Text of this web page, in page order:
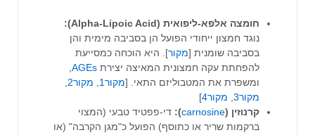
חומצה אלפא-ליפואית (Alpha-Lipoic Acid):
נוגד חמצון ייחודי הפועל הן בסביבה מימית והן
בסביבה שומנית [מקור]. היא הוכחה כמסייעת
להפחתת עקה חמצונית המאיצה יצירת AGEs
,
ומשפרת את המטבוליזם התאי. [מקור1 , מקור2 ,
מקור3 , מקור4 ]
קרנוזין (carnosine
): די-פפטיד טבעי (המצוי
ברקמות שריר או כתוסף) הפועל כ"מגן הקרבה" (או